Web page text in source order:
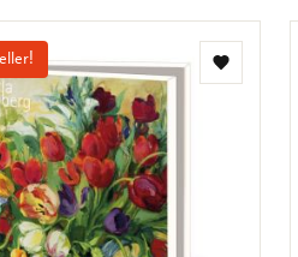
Toevoegen